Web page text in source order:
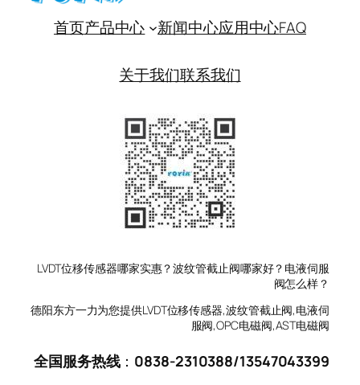
首页产品中心 新闻中心应用中心FAQ
关于我们联系我们
LVDT位移传感器哪家实惠？波纹管截止阀哪家好？电液伺服
阀怎么样？
德阳东方一力为您提供LVDT位移传感器,波纹管截止阀,电液伺
服阀,OPC电磁阀,AST电磁阀
全国服务热线： 0838-2310388/13547043399